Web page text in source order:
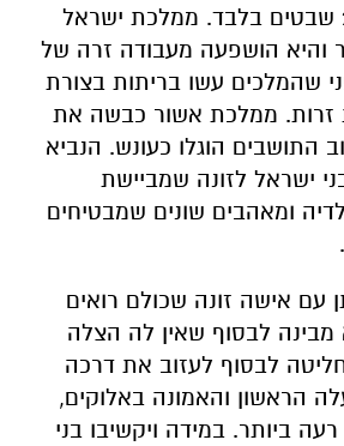
ובממלכת יהודה 2 שבטים בלבד. ממלכת ישראל
והיא הושפעה מעבודה זרה של
שהמלכים עשו בריתות בצורת
זרות. ממלכת אשור כבשה את
התושבים הוגלו כעונש. הנביא
ישראל לזונה שמביישת
ומאהבים שונים שמבטיחים
עם אישה זונה שכולם רואים
לבסוף שאין לה הצלה
לבסוף לעזוב את דרכה
הראשון והאמונה באלוקים,
ביותר. במידה ויקשיבו בני